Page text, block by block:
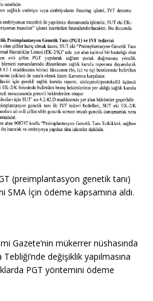
(preimplantasyon genetik tanı)
SMA İçin ödeme kapsamına aldı.
Gazete’nin mükerrer nüshasında
değişiklik yapılmasına
PGT yöntemini ödeme